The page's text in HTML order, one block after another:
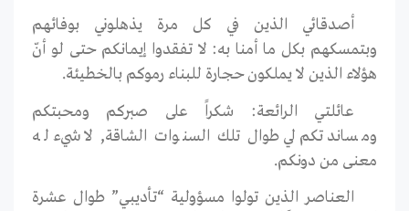
أصدقائي الذين في كل مرة يذهلوني بوفائهم
وبتمسكهم بكل ما أمنا به: لا تفقدوا إيمانكم حتى لو أنّ
هؤلاء الذين لا يملكون حجارة للبناء رموكم بالخطيئة.
عائلتي الرائعة: شكراً على صبركم ومحبتكم
ومساندتكم لي طوال تلك السنوات الشاقة, لا شيء له
معنى من دونكم.
العناصر الذين تولوا مسؤولية “تأديبي” طوال عشرة